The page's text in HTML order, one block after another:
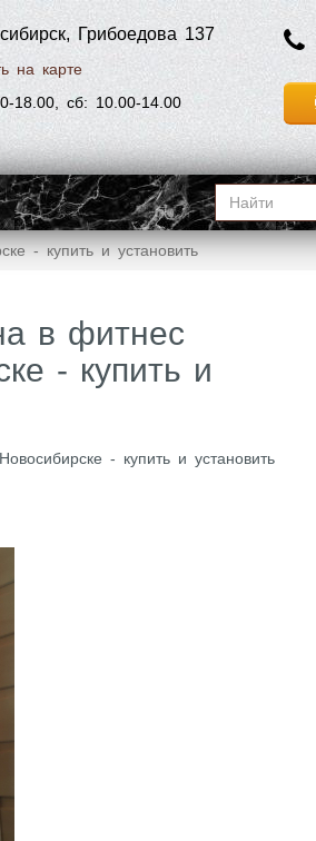
Грибоедова 137
на карте
18.00, сб: 10.00-14.00
- купить и установить
в фитнес
- купить и
- купить и установить